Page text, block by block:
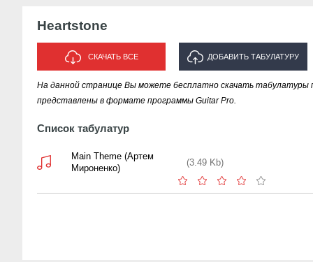
Heartstone
СКАЧАТЬ ВСЕ ДОБАВИТЬ ТАБУЛАТУРУ
ИСПОЛНИТЕЛЯ "HEARTSTONE"
На данной странице Вы можете бесплатно скачать табулатуры
представлены в формате программы Guitar Pro.
Список табулатур
Main Theme (Артем
Мироненко)
(3.49 Kb)